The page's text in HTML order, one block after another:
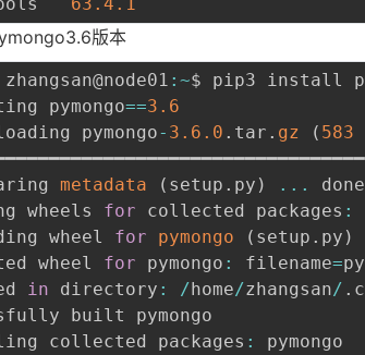
版本
zhangsan@node01 :~$ pip3 install
pymongo==3.6
pymongo
- 3.6 .0 . tar . gz ( 583
metadata ( setup . py ) ...
done
wheels for collected packages :
wheel
for pymongo ( setup . py )
wheel
for pymongo : filename=
in directory : /home/zhangsan/ .
built pymongo
collected packages :
pymongo